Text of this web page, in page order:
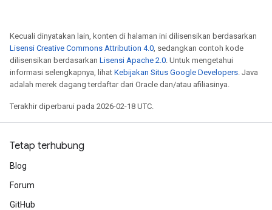
Kecuali dinyatakan lain, konten di halaman ini dilisensikan berdasarkan
Lisensi Creative Commons Attribution 4.0, sedangkan contoh kode
dilisensikan berdasarkan Lisensi Apache 2.0. Untuk mengetahui
informasi selengkapnya, lihat Kebijakan Situs Google Developers. Java
adalah merek dagang terdaftar dari Oracle dan/atau afiliasinya.
Terakhir diperbarui pada 2026-02-18 UTC.
Tetap terhubung
Blog
Forum
GitHub